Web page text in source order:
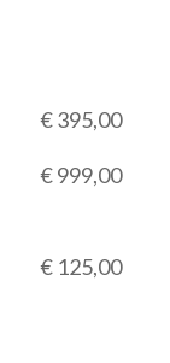
€ 395,00
€ 999,00
€ 125,00